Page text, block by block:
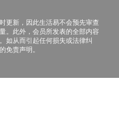
更新，因此生活易不会预先审查
。此外，会员所发表的全部内容
如从而引起任何损失或法律纠
免责声明。